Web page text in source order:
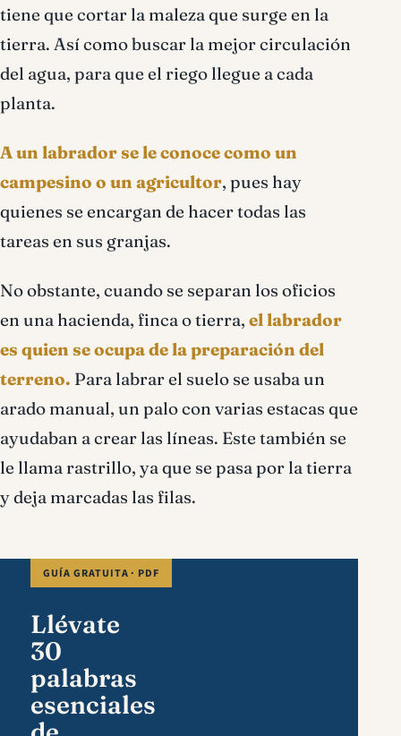
tiene que cortar la maleza que surge en la
tierra. Así como buscar la mejor circulación
del agua, para que el riego llegue a cada
planta.
A un labrador se le conoce como un
campesino o un agricultor, pues hay
quienes se encargan de hacer todas las
tareas en sus granjas.
No obstante, cuando se separan los oficios
en una hacienda, finca o tierra, el labrador
es quien se ocupa de la preparación del
terreno. Para labrar el suelo se usaba un
arado manual, un palo con varias estacas que
ayudaban a crear las líneas. Este también se
le llama rastrillo, ya que se pasa por la tierra
y deja marcadas las filas.
GUÍA GRATUITA · PDF
Llévate
30
palabras
esenciales